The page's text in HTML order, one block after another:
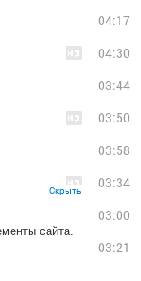
04:17
04:30
03:44
03:50
03:58
03:34
03:00
03:21
сайта.
Скрыть